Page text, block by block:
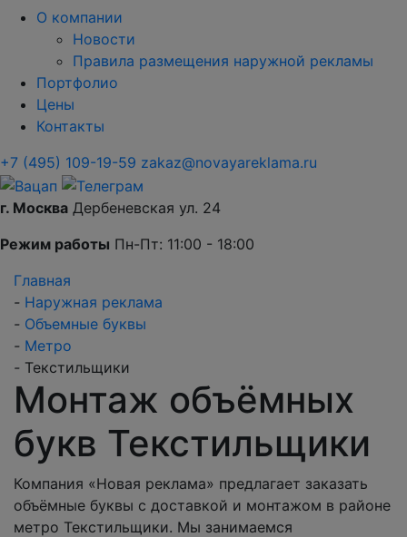
О компании
Новости
Правила размещения наружной рекламы
Портфолио
Цены
Контакты
+7 (495) 109-19-59 zakaz@novayareklama.ru
г. Москва Дербеневская ул. 24
Режим работы Пн-Пт: 11:00 - 18:00
Главная
- Наружная реклама
- Объемные буквы
- Метро
- Текстильщики
Монтаж объёмных
букв Текстильщики
Компания «Новая реклама» предлагает заказать
объёмные буквы с доставкой и монтажом в районе
метро Текстильщики. Мы занимаемся